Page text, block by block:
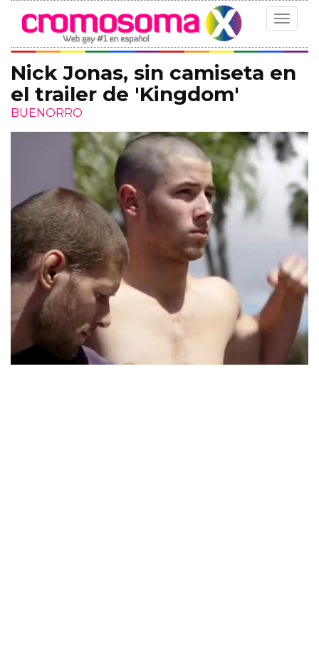
Toggle
Nick Jonas, sin camiseta en
el trailer de 'Kingdom'
BUENORRO